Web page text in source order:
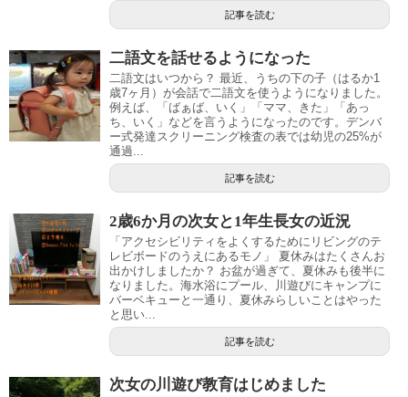
記事を読む
二語文を話せるようになった
二語文はいつから？ 最近、うちの下の子（はるか1
歳7ヶ月）が会話で二語文を使うようになりました。
例えば、「ばぁば、いく」「ママ、きた」「あっ
ち、いく」などを言うようになったのです。デンバ
ー式発達スクリーニング検査の表では幼児の25%が
通過...
記事を読む
2歳6か月の次女と1年生長女の近況
「アクセシビリティをよくするためにリビングのテ
レビボードのうえにあるモノ」 夏休みはたくさんお
出かけしましたか？ お盆が過ぎて、夏休みも後半に
なりました。海水浴にプール、川遊びにキャンプに
バーベキューと一通り、夏休みらしいことはやった
と思い...
記事を読む
次女の川遊び教育はじめました